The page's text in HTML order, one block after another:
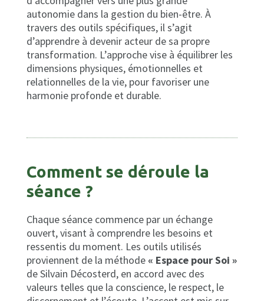
autonomie dans la gestion du bien-être. À
travers des outils spécifiques, il s’agit
d’apprendre à devenir acteur de sa propre
transformation. L’approche vise à équilibrer les
dimensions physiques, émotionnelles et
relationnelles de la vie, pour favoriser une
harmonie profonde et durable.
Chaque séance commence par un échange
ouvert, visant à comprendre les besoins et
ressentis du moment. Les outils utilisés
proviennent de la méthode « Espace pour Soi »
de Silvain Décosterd, en accord avec des
valeurs telles que la conscience, le respect, le
Comment se déroule la
séance ?